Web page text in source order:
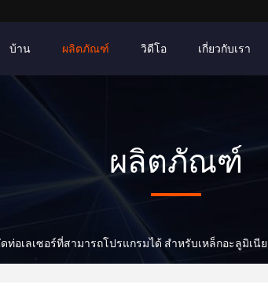
บ้าน ผลิตภัณฑ์ วิดีโอ เกี่ยวกับเรา
ผลิตภัณฑ์
ดท่อเลเซอร์ที่สามารถโปรแกรมได้ สําหรับเหล็กอะลูมิเนี